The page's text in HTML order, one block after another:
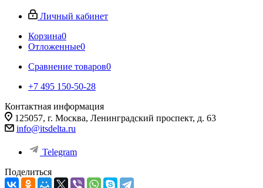
Личный кабинет
Корзина0
Отложенные0
Сравнение товаров0
+7 495 150-50-28
Контактная информация
125057, г. Москва, Ленинградский проспект, д. 63
info@itsdelta.ru
Telegram
Поделиться